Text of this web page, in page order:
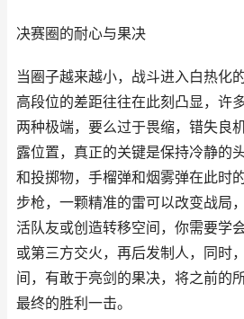
决赛圈的耐心与果决
当圈子越来越小，战斗进入白热化
高段位的差距往往在此刻凸显，许
两种极端，要么过于畏缩，错失良
露位置，真正的关键是保持冷静的
和投掷物，手榴弹和烟雾弹在此时
步枪，一颗精准的雷可以改变战局
活队友或创造转移空间，你需要学
或第三方交火，再后发制人，同时
间，有敢于亮剑的果决，将之前的
最终的胜利一击。